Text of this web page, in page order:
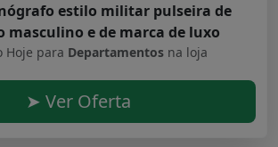
estilo militar pulseira de
e de marca de luxo
Hoje para Departamentos na loja
➤ Ver Oferta